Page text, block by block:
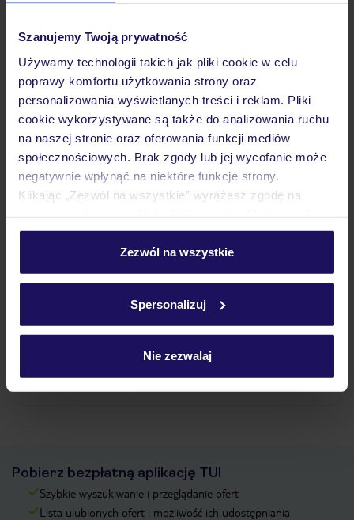
Szanujemy Twoją prywatność
Używamy technologii takich jak pliki cookie w celu
poprawy komfortu użytkowania strony oraz
personalizowania wyświetlanych treści i reklam. Pliki
cookie wykorzystywane są także do analizowania ruchu
na naszej stronie oraz oferowania funkcji mediów
społecznościowych. Brak zgody lub jej wycofanie może
negatywnie wpłynąć na niektóre funkcje strony.
Klikając „Zezwól na wszystkie” wyrażasz zgodę na
personalizować swój wybór wchodząc w zakładkę
Szczegółowe informacje o plikach cookie znajdziesz
Zezwól na wszystkie
Spersonalizuj
Nie zezwalaj
Wyżywienie
Atrakcje
Ważne informacje
Czy w Hotelu będzie przedstawiciel TUI?
Na jakiej podstawie i gdzie otrzymam karty
Zobacz więcej
Pobierz bezpłatną aplikację TUI
Szybkie wyszukiwanie i przeglądanie ofert
Lista ulubionych ofert i możliwość ich udostępniania